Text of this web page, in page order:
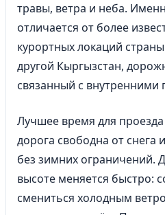
травы, ветра и неба.
отличается от более
курортных локаций
другой Кыргызстан,
связанный с
Лучшее время для
дорога свободна от снега
без зимних ограничений.
высоте меняется быстро:
смениться холодным